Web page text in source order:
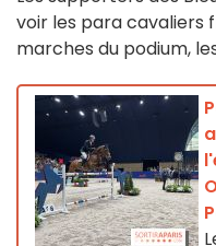
voir les para cavaliers
marches du podium,